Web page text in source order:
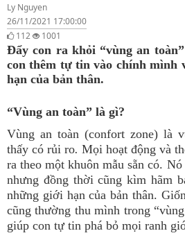
Ly Nguyen
26/11/2021 17:00:00
112
1001
Đẩy con ra khỏi “vùng an
con thêm tự tin vào chính mình
hạn của bản thân.
“Vùng an toàn” là gì?
Vùng an toàn (confort zone) là
thấy có rủi ro. Mọi hoạt động và
ra theo một khuôn mẫu sẵn có.
nhưng đồng thời cũng kìm hãm
những giới hạn của bản thân.
cũng thường thu mình trong
giúp con tự tin phá bỏ mọi ranh